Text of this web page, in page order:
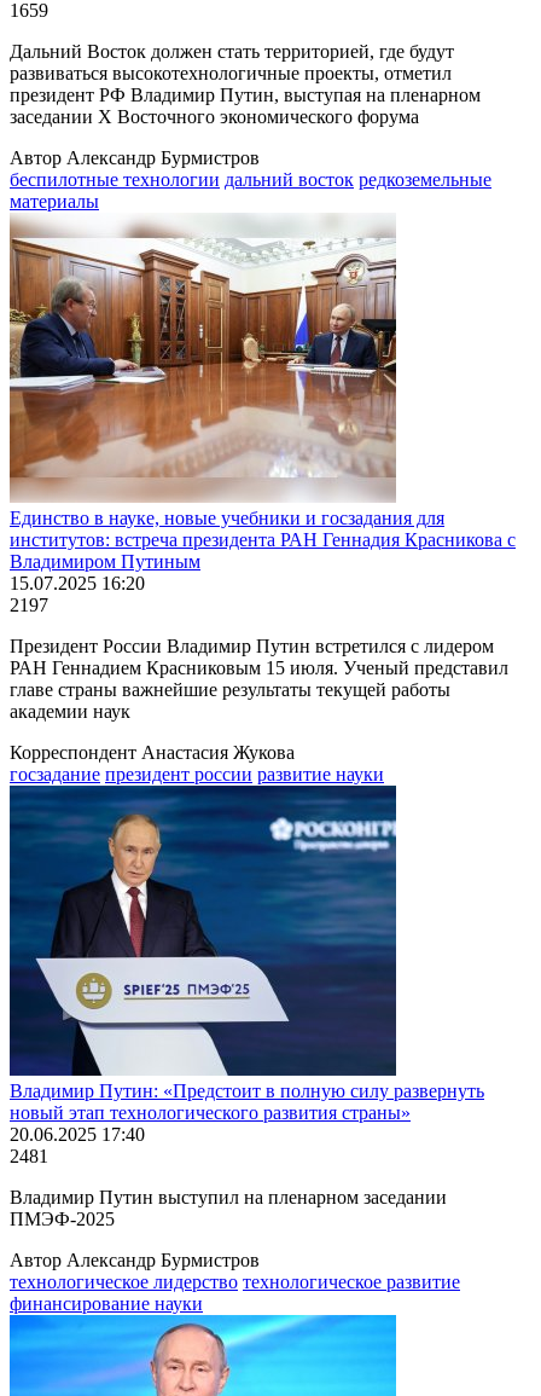
1659
Дальний Восток должен стать территорией, где будут
развиваться высокотехнологичные проекты, отметил
президент РФ Владимир Путин, выступая на пленарном
заседании Х Восточного экономического форума
Автор Александр Бурмистров
беспилотные технологии дальний восток редкоземельные
материалы
Единство в науке, новые учебники и госзадания для
институтов: встреча президента РАН Геннадия Красникова с
Владимиром Путиным
15.07.2025 16:20
2197
Президент России Владимир Путин встретился с лидером
РАН Геннадием Красниковым 15 июля. Ученый представил
главе страны важнейшие результаты текущей работы
академии наук
Корреспондент Анастасия Жукова
госзадание президент россии развитие науки
Владимир Путин: «Предстоит в полную силу развернуть
новый этап технологического развития страны»
20.06.2025 17:40
2481
Владимир Путин выступил на пленарном заседании
ПМЭФ-2025
Автор Александр Бурмистров
технологическое лидерство технологическое развитие
финансирование науки